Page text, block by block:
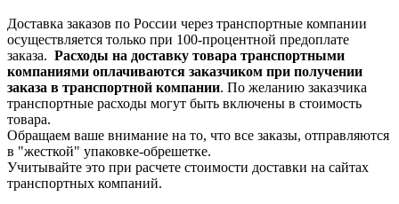
Доставка заказов по России через транспортные компании
осуществляется только при 100-процентной предоплате
заказа. Расходы на доставку товара транспортными
компаниями оплачиваются заказчиком при получении
заказа в транспортной компании. По желанию заказчика
транспортные расходы могут быть включены в стоимость
товара.
Обращаем ваше внимание на то, что все заказы, отправляются
в "жесткой" упаковке-обрешетке.
Учитывайте это при расчете стоимости доставки на сайтах
транспортных компаний.